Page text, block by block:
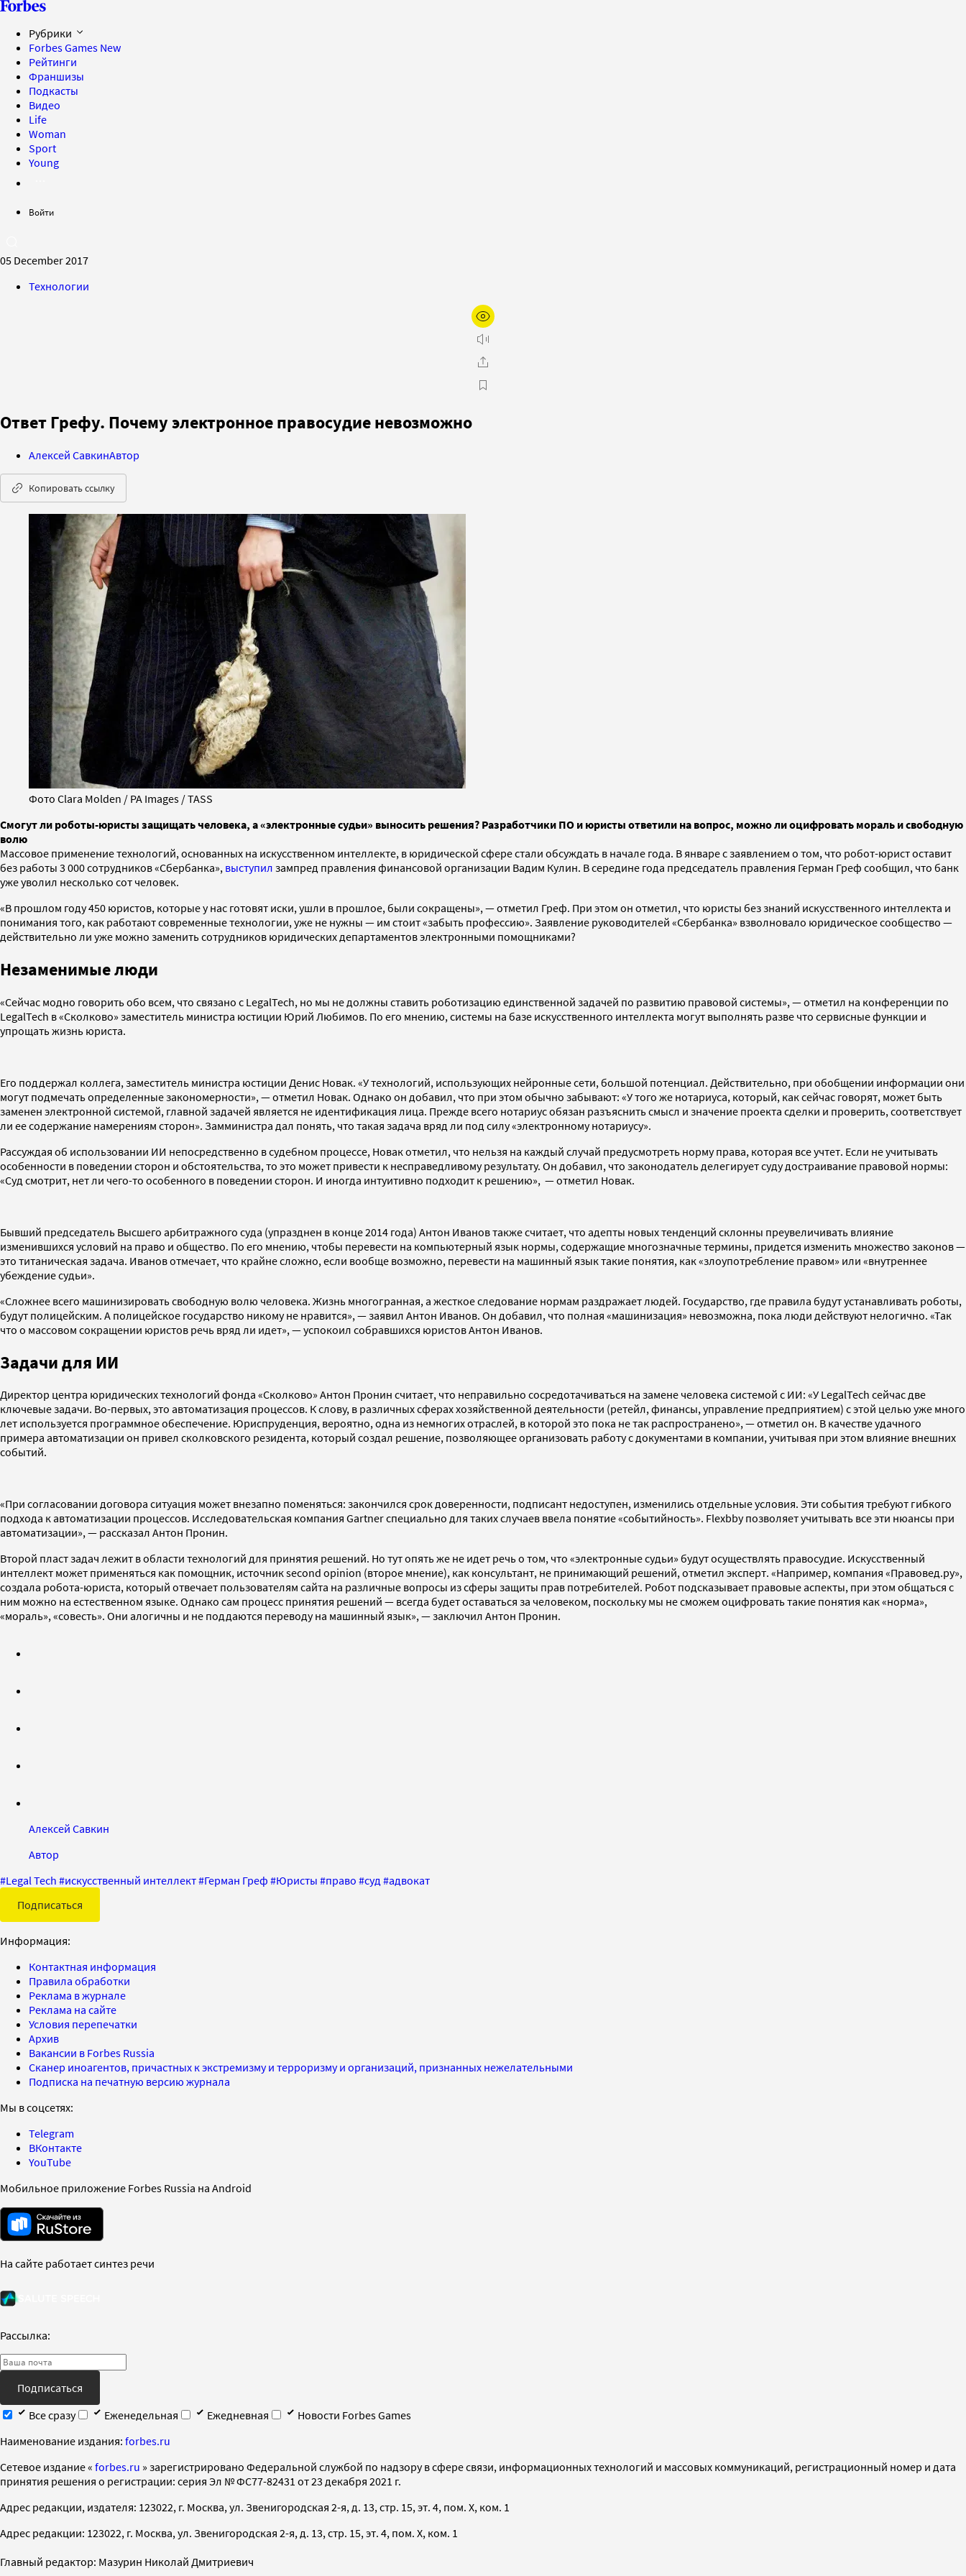
Рубрики
Forbes Games New
Рейтинги
Франшизы
Подкасты
Видео
Life
Woman
Sport
Young
Войти
05 December 2017
Технологии
Ответ Грефу. Почему электронное правосудие невозможно
Алексей СавкинАвтор
Копировать ссылку
Фото Clara Molden / PA Images / TASS
Смогут ли роботы-юристы защищать человека, а «электронные судьи» выносить решения? Разработчики ПО и юристы ответили на вопрос, можно ли оцифровать мораль и свободную
волю
Массовое применение технологий, основанных на искусственном интеллекте, в юридической сфере стали обсуждать в начале года. В январе с заявлением о том, что робот-юрист оставит
без работы 3 000 сотрудников «Сбербанка», выступил зампред правления финансовой организации Вадим Кулин. В середине года председатель правления Герман Греф сообщил, что банк
уже уволил несколько сот человек.
«В прошлом году 450 юристов, которые у нас готовят иски, ушли в прошлое, были сокращены», — отметил Греф. При этом он отметил, что юристы без знаний искусственного интеллекта и
понимания того, как работают современные технологии, уже не нужны — им стоит «забыть профессию». Заявление руководителей «Сбербанка» взволновало юридическое сообщество —
действительно ли уже можно заменить сотрудников юридических департаментов электронными помощниками?
Незаменимые люди
«Сейчас модно говорить обо всем, что связано с LegalTech, но мы не должны ставить роботизацию единственной задачей по развитию правовой системы», — отметил на конференции по
LegalTech в «Сколково» заместитель министра юстиции Юрий Любимов. По его мнению, системы на базе искусственного интеллекта могут выполнять разве что сервисные функции и
упрощать жизнь юриста.
Его поддержал коллега, заместитель министра юстиции Денис Новак. «У технологий, использующих нейронные сети, большой потенциал. Действительно, при обобщении информации они
могут подмечать определенные закономерности», — отметил Новак. Однако он добавил, что при этом обычно забывают: «У того же нотариуса, который, как сейчас говорят, может быть
заменен электронной системой, главной задачей является не идентификация лица. Прежде всего нотариус обязан разъяснить смысл и значение проекта сделки и проверить, соответствует
ли ее содержание намерениям сторон». Замминистра дал понять, что такая задача вряд ли под силу «электронному нотариусу».
Рассуждая об использовании ИИ непосредственно в судебном процессе, Новак отметил, что нельзя на каждый случай предусмотреть норму права, которая все учтет. Если не учитывать
особенности в поведении сторон и обстоятельства, то это может привести к несправедливому результату. Он добавил, что законодатель делегирует суду достраивание правовой нормы:
«Суд смотрит, нет ли чего-то особенного в поведении сторон. И иногда интуитивно подходит к решению», — отметил Новак.
Бывший председатель Высшего арбитражного суда (упразднен в конце 2014 года) Антон Иванов также считает, что адепты новых тенденций склонны преувеличивать влияние
изменившихся условий на право и общество. По его мнению, чтобы перевести на компьютерный язык нормы, содержащие многозначные термины, придется изменить множество законов —
это титаническая задача. Иванов отмечает, что крайне сложно, если вообще возможно, перевести на машинный язык такие понятия, как «злоупотребление правом» или «внутреннее
убеждение судьи».
«Сложнее всего машинизировать свободную волю человека. Жизнь многогранная, а жесткое следование нормам раздражает людей. Государство, где правила будут устанавливать роботы,
будут полицейским. А полицейское государство никому не нравится», — заявил Антон Иванов. Он добавил, что полная «машинизация» невозможна, пока люди действуют нелогично. «Так
что о массовом сокращении юристов речь вряд ли идет», — успокоил собравшихся юристов Антон Иванов.
Задачи для ИИ
Директор центра юридических технологий фонда «Сколково» Антон Пронин считает, что неправильно сосредотачиваться на замене человека системой с ИИ: «У LegalTech сейчас две
ключевые задачи. Во-первых, это автоматизация процессов. К слову, в различных сферах хозяйственной деятельности (ретейл, финансы, управление предприятием) с этой целью уже много
лет используется программное обеспечение. Юриспруденция, вероятно, одна из немногих отраслей, в которой это пока не так распространено», — отметил он. В качестве удачного
примера автоматизации он привел сколковского резидента, который создал решение, позволяющее организовать работу с документами в компании, учитывая при этом влияние внешних
событий.
«При согласовании договора ситуация может внезапно поменяться: закончился срок доверенности, подписант недоступен, изменились отдельные условия. Эти события требуют гибкого
подхода к автоматизации процессов. Исследовательская компания Gartner специально для таких случаев ввела понятие «событийность». Flexbby позволяет учитывать все эти нюансы при
автоматизации», — рассказал Антон Пронин.
Второй пласт задач лежит в области технологий для принятия решений. Но тут опять же не идет речь о том, что «электронные судьи» будут осуществлять правосудие. Искусственный
интеллект может применяться как помощник, источник second opinion (второе мнение), как консультант, не принимающий решений, отметил эксперт. «Например, компания «Правовед.ру»,
создала робота-юриста, который отвечает пользователям сайта на различные вопросы из сферы защиты прав потребителей. Робот подсказывает правовые аспекты, при этом общаться с
ним можно на естественном языке. Однако сам процесс принятия решений — всегда будет оставаться за человеком, поскольку мы не сможем оцифровать такие понятия как «норма»,
«мораль», «совесть». Они алогичны и не поддаются переводу на машинный язык», — заключил Антон Пронин.
Алексей Савкин
Автор
#Legal Tech #искусственный интеллект#Герман Греф #Юристы #право #суд#адвокат
Подписаться
Информация:
Контактная информация
Правила обработки
Реклама в журнале
Реклама на сайте
Условия перепечатки
Архив
Вакансии в Forbes Russia
Сканер иноагентов, причастных к экстремизму и терроризму и организаций, признанных нежелательными
Подписка на печатную версию журнала
Мы в соцсетях:
Telegram
ВКонтакте
YouTube
Мобильное приложение Forbes Russia на Android
На сайте работает синтез речи
Рассылка:
Подписаться
Все сразу
Еженедельная Ежедневная
Новости Forbes Games
Наименование издания: forbes.ru
Cетевое издание « forbes.ru » зарегистрировано Федеральной службой по надзору в сфере связи, информационных технологий и массовых коммуникаций, регистрационный номер и дата
принятия решения о регистрации: серия Эл № ФС77-82431 от 23 декабря 2021 г.
Адрес редакции, издателя: 123022, г. Москва, ул. Звенигородская 2-я, д. 13, стр. 15, эт. 4, пом. X, ком. 1
Адрес редакции: 123022, г. Москва, ул. Звенигородская 2-я, д. 13, стр. 15, эт. 4, пом. X, ком. 1
Главный редактор: Мазурин Николай Дмитриевич